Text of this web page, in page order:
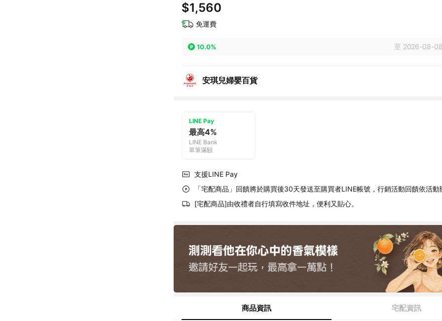
$1,560
免運費
10.0% 至 2026-08-
安琪兒婦嬰百貨
LINE Pay
最高4%
LINE Bank
單筆滿額
支援LINE Pay
「宅配商品」回饋將於購買後30天發送至購買者LINE帳號，行銷活動回饋依活動
[宅配商品]由收禮者自行填寫收件地址，便利又貼心。
商品資訊 宅配資訊